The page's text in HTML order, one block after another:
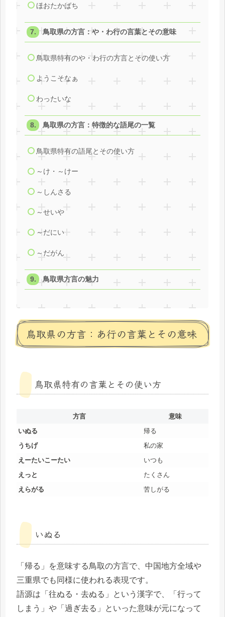
ほおたかばち
鳥取県の方言：や・わ行の言葉とその意味
鳥取県特有のや・わ行の方言とその使い方
ようこそなぁ
わったいな
鳥取県の方言：特徴的な語尾の一覧
鳥取県特有の語尾とその使い方
～け・～けー
～しんさる
～せいや
～だにい
～だがん
鳥取県方言の魅力
鳥取県の方言：あ行の言葉とその意味
鳥取県特有の言葉とその使い方
方言
意味
いぬる
帰る
うちげ
私の家
えーたいこーたい
いつも
えっと
たくさん
えらがる
苦しがる
いぬる
「帰る」を意味する鳥取の方言で、中国地方全域や
三重県でも同様に使われる表現です。
語源は「往ぬる・去ぬる」という漢字で、「行って
しまう」や「過ぎ去る」といった意味が元になって